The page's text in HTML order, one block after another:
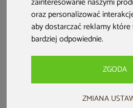
oraz personalizować
aby dostarczać reklamy które
bardziej odpowiednie.
ZGODA
ZMIANA
Sauna combi (hybrydowa)